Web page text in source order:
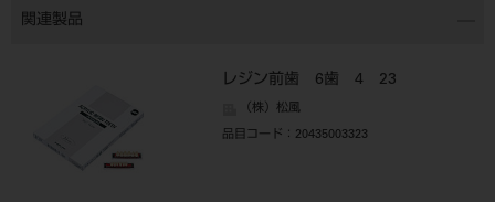
関連製品
レジン前歯 6歯 4 23
（株）松風
品目コード ：20435003323